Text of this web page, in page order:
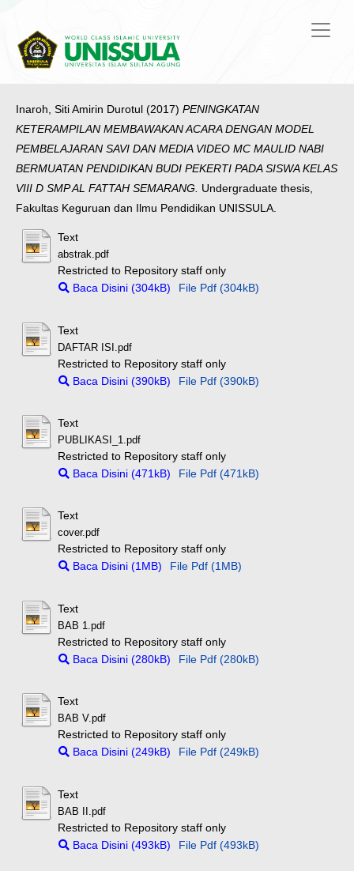
Inaroh, Siti Amirin Durotul (2017) PENINGKATAN
KETERAMPILAN MEMBAWAKAN ACARA DENGAN MODEL
PEMBELAJARAN SAVI DAN MEDIA VIDEO MC MAULID NABI
BERMUATAN PENDIDIKAN BUDI PEKERTI PADA SISWA KELAS
VIII D SMP AL FATTAH SEMARANG. Undergraduate thesis,
Fakultas Keguruan dan Ilmu Pendidikan UNISSULA.
Text
abstrak.pdf
Restricted to Repository staff only
Baca Disini (304kB)
File Pdf (304kB)
Text
DAFTAR ISI.pdf
Restricted to Repository staff only
Baca Disini (390kB)
File Pdf (390kB)
Text
PUBLIKASI_1.pdf
Restricted to Repository staff only
Baca Disini (471kB)
File Pdf (471kB)
Text
cover.pdf
Restricted to Repository staff only
Baca Disini (1MB)
File Pdf (1MB)
Text
BAB 1.pdf
Restricted to Repository staff only
Baca Disini (280kB)
File Pdf (280kB)
Text
BAB V.pdf
Restricted to Repository staff only
Baca Disini (249kB)
File Pdf (249kB)
Text
BAB II.pdf
Restricted to Repository staff only
Baca Disini (493kB)
File Pdf (493kB)